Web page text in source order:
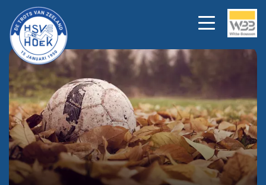
Bekijk alle foto's